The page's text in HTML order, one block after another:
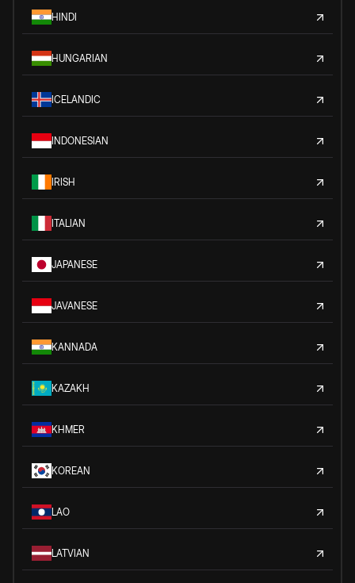
HINDI
HUNGARIAN
ICELANDIC
INDONESIAN
IRISH
ITALIAN
JAPANESE
JAVANESE
KANNADA
KAZAKH
KHMER
KOREAN
LAO
LATVIAN